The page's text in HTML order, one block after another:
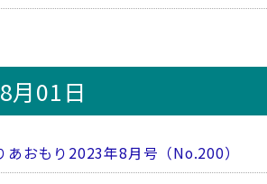
月01日
あおもり2023年8月号（No.200）